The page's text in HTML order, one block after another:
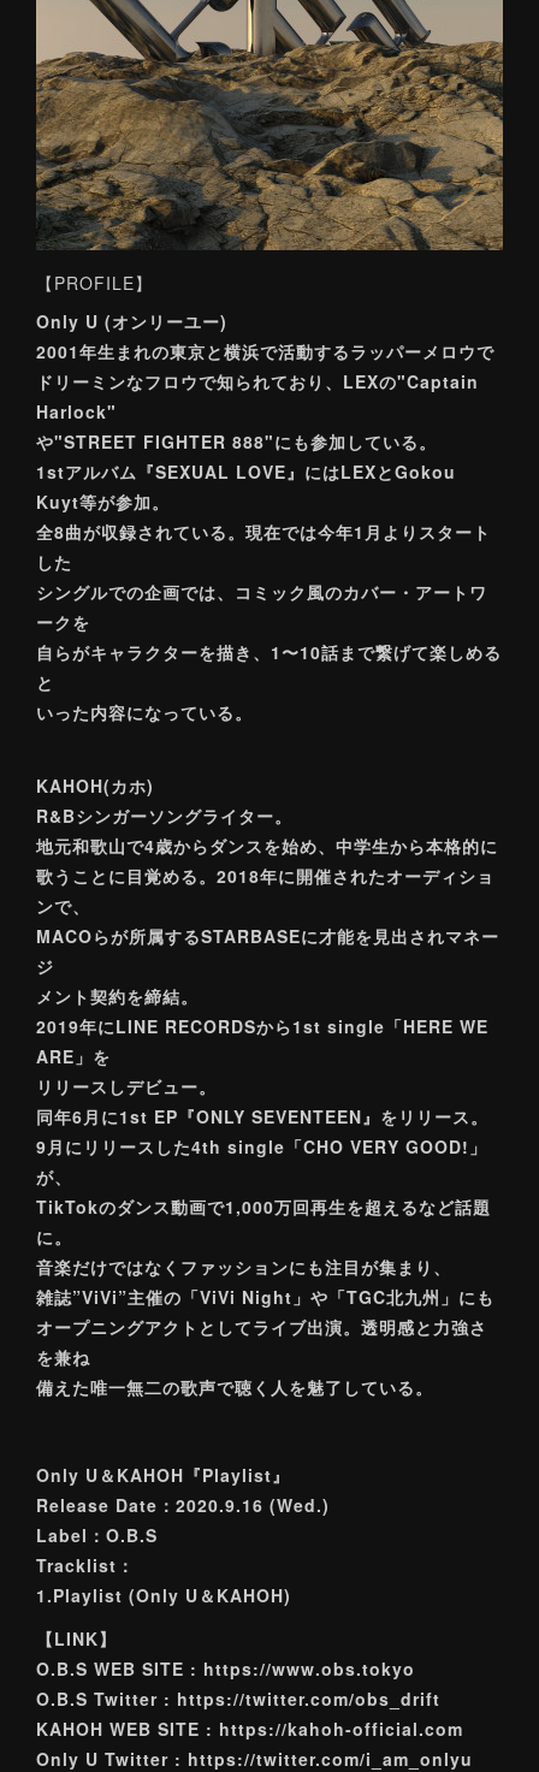
【PROFILE】
Only U (オンリーユー)
2001年生まれの東京と横浜で活動するラッパーメロウで
ドリーミンなフロウで知られており、LEXの"Captain
Harlock"
や"STREET FIGHTER 888"にも参加している。
1stアルバム『SEXUAL LOVE』にはLEXとGokou
Kuyt等が参加。
全8曲が収録されている。現在では今年1月よりスタート
した
シングルでの企画では、コミック風のカバー・アートワ
ークを
自らがキャラクターを描き、1〜10話まで繋げて楽しめる
と
いった内容になっている。
KAHOH(カホ)
R&Bシンガーソングライター。
地元和歌山で4歳からダンスを始め、中学生から本格的に
歌うことに目覚める。2018年に開催されたオーディショ
ンで、
MACOらが所属するSTARBASEに才能を見出されマネー
ジ
メント契約を締結。
2019年にLINE RECORDSから1st single「HERE WE
ARE」を
リリースしデビュー。
同年6月に1st EP『ONLY SEVENTEEN』をリリース。
9月にリリースした4th single「CHO VERY GOOD!」
が、
TikTokのダンス動画で1,000万回再生を超えるなど話題
に。
音楽だけではなくファッションにも注目が集まり、
雑誌”ViVi”主催の「ViVi Night」や「TGC北九州」にも
オープニングアクトとしてライブ出演。透明感と力強さ
を兼ね
備えた唯一無二の歌声で聴く人を魅了している。
Only U＆KAHOH『Playlist』
Release Date：2020.9.16 (Wed.)
Label：O.B.S
Tracklist：
1.Playlist (Only U＆KAHOH)
【LINK】
O.B.S WEB SITE : https://www.obs.tokyo
O.B.S Twitter : https://twitter.com/obs_drift
KAHOH WEB SITE : https://kahoh-official.com
Only U Twitter : https://twitter.com/i_am_onlyu